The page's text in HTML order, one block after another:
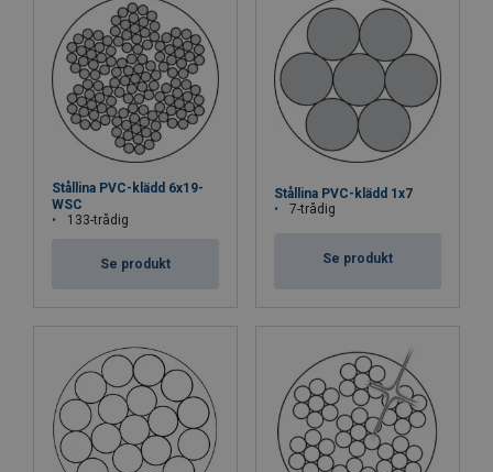
Stållina PVC-klädd 6x19-
WSC
133-trådig
Se produkt
Stållina PVC-klädd 1x7
7-trådig
Se produkt